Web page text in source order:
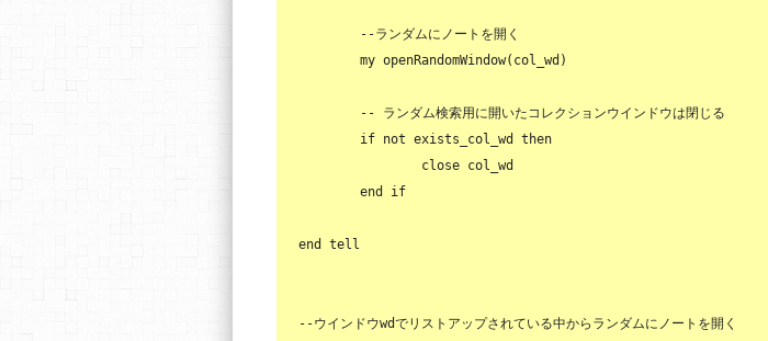
--ランダムにノートを開く
-- ランダム検索用に開いたコレクションウインドウは閉じる
if not exists_col_wd then
close col_wd
end
if
end tell
--ウインドウwdでリストアップされている中からランダムにノートを開く